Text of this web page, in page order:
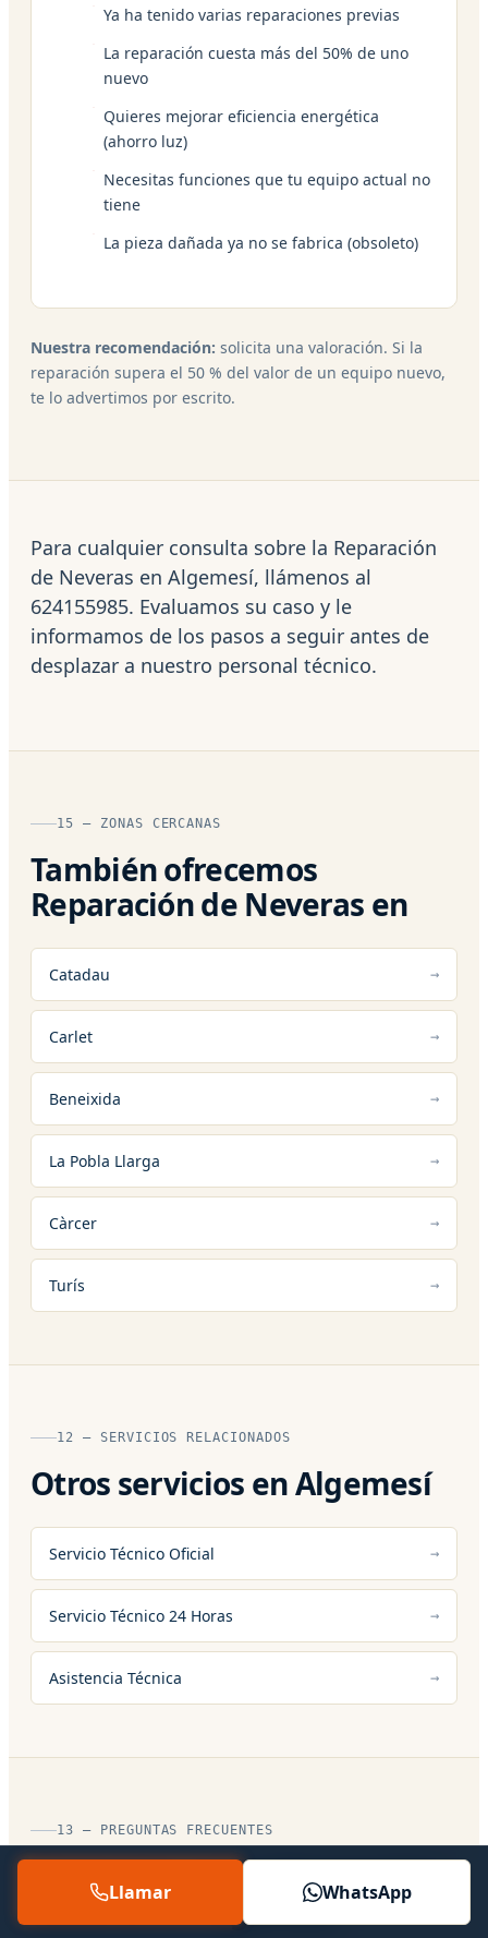
Ya ha tenido varias reparaciones previas
La reparación cuesta más del 50% de uno
nuevo
Quieres mejorar eficiencia energética
(ahorro luz)
Necesitas funciones que tu equipo actual no
tiene
La pieza dañada ya no se fabrica (obsoleto)
Nuestra recomendación: solicita una valoración. Si la
reparación supera el 50 % del valor de un equipo nuevo,
te lo advertimos por escrito.
Para cualquier consulta sobre la Reparación
de Neveras en Algemesí, llámenos al
624155985. Evaluamos su caso y le
informamos de los pasos a seguir antes de
desplazar a nuestro personal técnico.
15 — ZONAS CERCANAS
También ofrecemos
Reparación de Neveras en
Catadau
Carlet
Beneixida
La Pobla Llarga
Càrcer
Turís
12 — SERVICIOS RELACIONADOS
Otros servicios en Algemesí
Servicio Técnico Oficial
Servicio Técnico 24 Horas
Asistencia Técnica
13 — PREGUNTAS FRECUENTES
Preguntas sobre Reparacion
Neveras en Algemesí
Llamar WhatsApp